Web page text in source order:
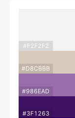
#F2F2F2
#D8CBBB
#986EAD
#3F1263